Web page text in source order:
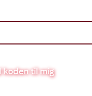
koden til mig